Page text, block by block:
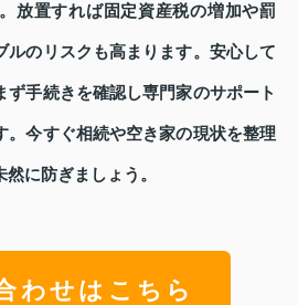
放置すれば固定資産税の増加や罰
ルのリスクも高まります。安心して
ず手続きを確認し専門家のサポート
。今すぐ相続や空き家の現状を整理
に防ぎましょう。
わせはこちら